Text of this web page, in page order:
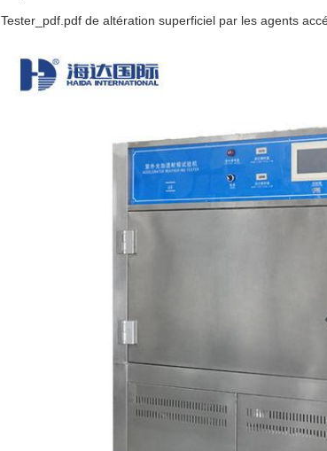
Tester_pdf.pdf de altération superficiel par les agents